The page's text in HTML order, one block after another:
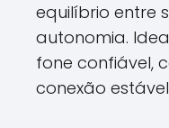
equilíbrio entre
autonomia.
fone confiável,
conexão